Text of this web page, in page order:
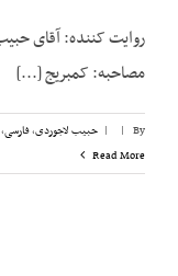
مصاحبه: کمبریج [...]
By
|
| حبیب لاجوردی,فارسی,
Read More